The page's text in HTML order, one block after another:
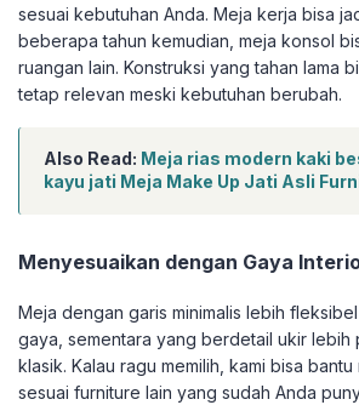
sesuai kebutuhan Anda. Meja kerja bisa
beberapa tahun kemudian, meja konsol
ruangan lain. Konstruksi yang tahan lama
tetap relevan meski kebutuhan berubah.
Also Read: Meja rias modern kaki
kayu jati Meja Make Up Jati Asli
Menyesuaikan dengan Gaya
Meja dengan garis minimalis lebih
gaya, sementara yang berdetail ukir lebih
klasik. Kalau ragu memilih, kami bisa
sesuai furniture lain yang sudah Anda